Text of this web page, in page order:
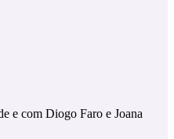
e com Diogo Faro e Joana